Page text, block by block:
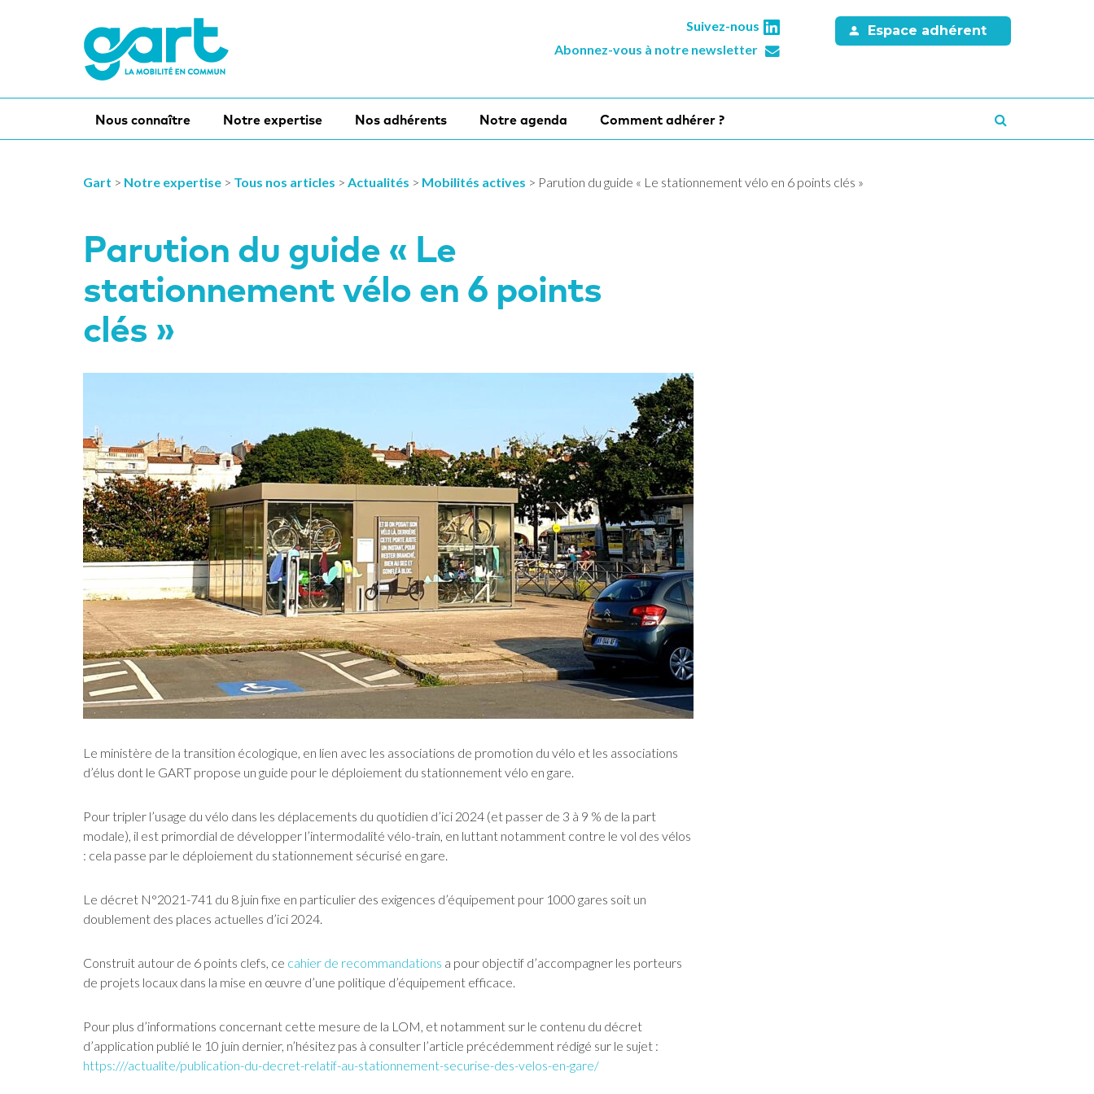
Suivez-nous
Abonnez-vous à notre newsletter
Espace adhérent
Nous connaître Notre expertise Nos adhérents Notre agenda Comment adhérer ?
Gart > Notre expertise > Tous nos articles > Actualités > Mobilités actives > Parution du guide « Le stationnement vélo en 6 points clés »
Parution du guide « Le
stationnement vélo en 6 points
clés »
Le ministère de la transition écologique, en lien avec les associations de promotion du vélo et les associations
d’élus dont le GART propose un guide pour le déploiement du stationnement vélo en gare.
Pour tripler l’usage du vélo dans les déplacements du quotidien d’ici 2024 (et passer de 3 à 9 % de la part
modale), il est primordial de développer l’intermodalité vélo-train, en luttant notamment contre le vol des vélos
: cela passe par le déploiement du stationnement sécurisé en gare.
Le décret N°2021-741 du 8 juin fixe en particulier des exigences d’équipement pour 1000 gares soit un
doublement des places actuelles d’ici 2024.
Construit autour de 6 points clefs, ce cahier de recommandations a pour objectif d’accompagner les porteurs
de projets locaux dans la mise en œuvre d’une politique d’équipement efficace.
Pour plus d’informations concernant cette mesure de la LOM, et notamment sur le contenu du décret
d’application publié le 10 juin dernier, n’hésitez pas à consulter l’article précédemment rédigé sur le sujet :
https:///actualite/publication-du-decret-relatif-au-stationnement-securise-des-velos-en-gare/